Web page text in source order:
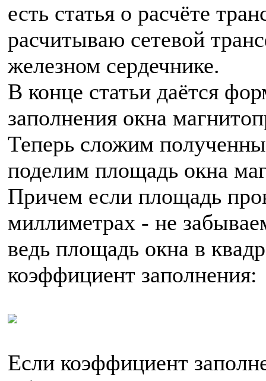
есть статья о расчёте
расчитываю сетевой
железном сердечнике.
В конце статьи даётся
заполнения окна
Теперь сложим
поделим площадь окна
Причем если площадь
миллиметрах - не
ведь площадь окна в
коэффициент заполнения:
Если коэффициент